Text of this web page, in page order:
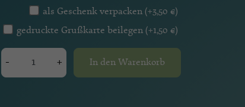
als Geschenk verpacken(+3,50€)
gedruckte Grußkarte beilegen(+1,50€)
- + In den Warenkorb